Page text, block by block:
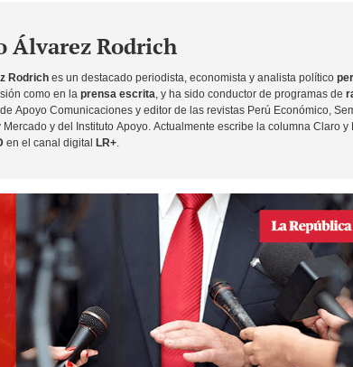
Álvarez Rodrich
Rodrich es un destacado periodista, economista y analista político
como en la prensa escrita, y ha sido conductor de programas de
Apoyo Comunicaciones y editor de las revistas Perú Económico,
y del Instituto Apoyo. Actualmente escribe la columna Claro y
en el canal digital LR+.